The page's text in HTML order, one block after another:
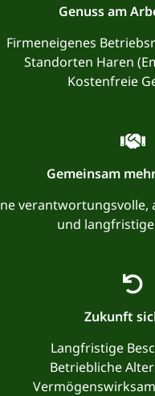
Genuss am
Firmeneigenes
Standorten Haren
Kostenfreie
Gemeinsam
verantwortungsvolle,
und
Zukunft
Langfristige
Betriebliche